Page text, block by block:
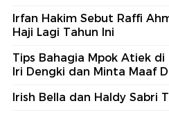
Irfan Hakim Sebut Raffi
Haji Lagi Tahun Ini
Tips Bahagia Mpok Atiek di
Iri Dengki dan Minta Maaf
Irish Bella dan Haldy Sabri